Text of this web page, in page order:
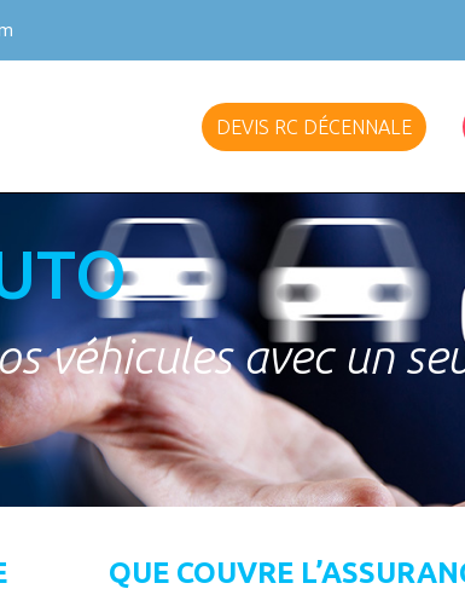
DEVIS RC DÉCENNALE
véhicules avec un
QUE COUVRE